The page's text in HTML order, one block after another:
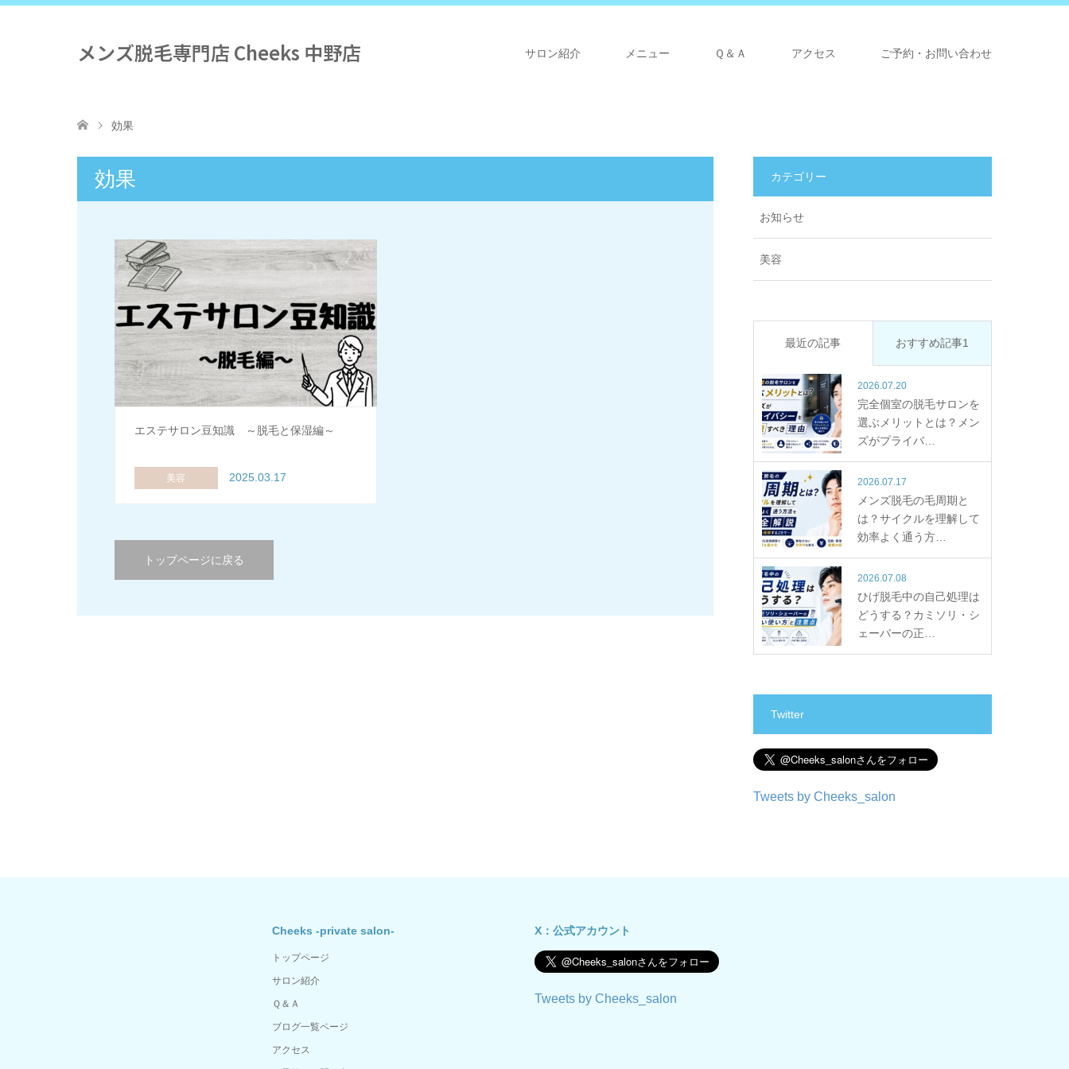
メンズ脱毛専門店 Cheeks 中野店 サロン紹介 メニュー Ｑ＆Ａ アクセス ご予約・お問い合わせ
効果
効果
エステサロン豆知識 ～脱毛と保湿編～
美容 2025.03.17
トップページに戻る
カテゴリー
お知らせ
美容
最近の記事 おすすめ記事1
2026.07.20
完全個室の脱毛サロンを
選ぶメリットとは？メン
ズがプライバ…
2026.07.17
メンズ脱毛の毛周期と
は？サイクルを理解して
効率よく通う方…
2026.07.08
ひげ脱毛中の自己処理は
どうする？カミソリ・シ
ェーバーの正…
Twitter
Tweets by Cheeks_salon
Cheeks -private salon-
トップページ
サロン紹介
Ｑ＆Ａ
ブログ一覧ページ
アクセス
X：公式アカウント
Tweets by Cheeks_salon